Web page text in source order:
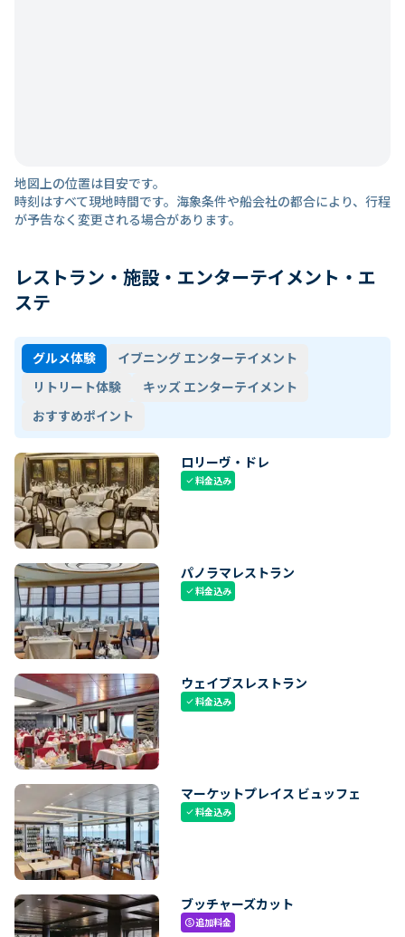
地図上の位置は目安です。
時刻はすべて現地時間です。海象条件や船会社の都合により、行程
が予告なく変更される場合があります。
レストラン・施設・エンターテイメント・エ
ステ
グルメ体験
イブニング エンターテイメント
リトリート体験
キッズ エンターテイメント
おすすめポイント
ロリーヴ・ドレ
check料金込み
パノラマレストラン
check料金込み
ウェイブスレストラン
check料金込み
マーケットプレイス ビュッフェ
check料金込み
ブッチャーズカット
paid追加料金